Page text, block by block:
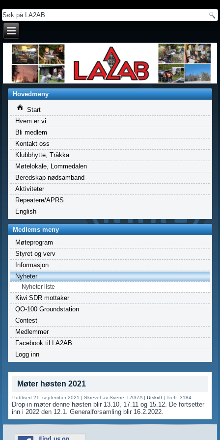
Hovedmeny
Start
Hvem er vi
Bli medlem
Kontakt oss
Klubbhytte, Tråkka
Møtelokale, Lommedalen
Beredskap-nødsamband
Aktiviteter
Repeatere/APRS
English
Medlems meny
Møteprogram
Styret og verv
Informasjon
Nyheter
Nyheter liste
Kiwi SDR mottaker
QO-100 Groundstation
Contest
Medlemmer
Facebook til LA2AB
Logg inn
Møter høsten 2021
Publisert 21. september 2021 |Skrevet av Sverre, LA3ZA |Utskrift |Treff: 3184
Drop-in møter denne høsten blir 13.10, 17.11 og 15.12. De fortsetter
inn i 2022 den 12.1. Generalforsamling blir 16.2.2022.